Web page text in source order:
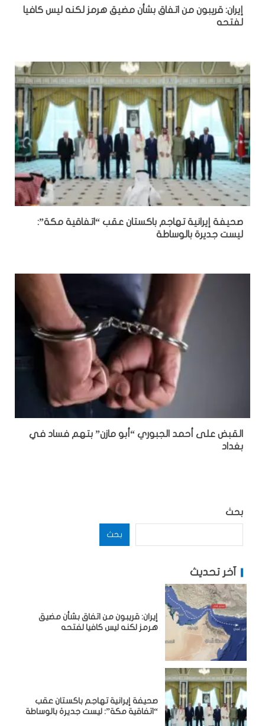
إيران: قريبون من اتفاق بشأن مضيق هرمز لكنه ليس كافيا
لفتحه
صحيفة إيرانية تهاجم باكستان عقب “اتفاقية مكة”:
ليست جديرة بالوساطة
القبض على أحمد الجبوري “أبو مازن” بتهم فساد في
بغداد
بحث
بحث
آخر تحديث
إيران: قريبون من اتفاق بشأن مضيق
هرمز لكنه ليس كافيا لفتحه
صحيفة إيرانية تهاجم باكستان عقب
“اتفاقية مكة”: ليست جديرة بالوساطة